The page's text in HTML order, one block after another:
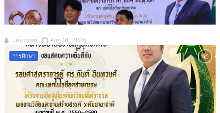
Unknown Aug 01, 2026
การศึกษา